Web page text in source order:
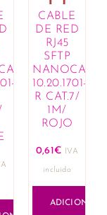
CABLE
DE RED
RJ45
SFTP
NANOCABLE
10.20.1701-
R CAT.7/
1M/
ROJO
0,61 € IVA
incluido
ADICIONAR